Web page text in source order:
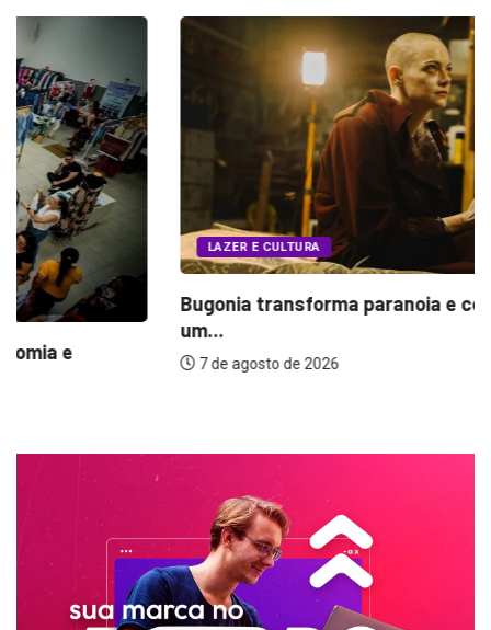
LAZER E CULTURA
Bugonia transforma paranoia e conspiração em
um...
7 de agosto de 2026